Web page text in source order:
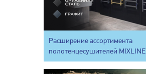
Расширение ассортимента
полотенцесушителей MIXLINE